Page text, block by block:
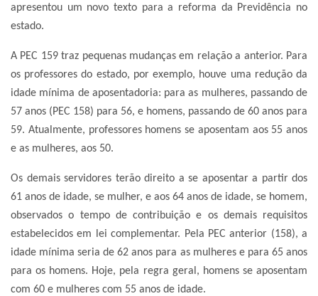
apresentou um novo texto para a reforma da Previdência no
estado.
A PEC 159 traz pequenas mudanças em relação a anterior. Para
os professores do estado, por exemplo, houve uma redução da
idade mínima de aposentadoria: para as mulheres, passando de
57 anos (PEC 158) para 56, e homens, passando de 60 anos para
59. Atualmente, professores homens se aposentam aos 55 anos
e as mulheres, aos 50.
Os demais servidores terão direito a se aposentar a partir dos
61 anos de idade, se mulher, e aos 64 anos de idade, se homem,
observados o tempo de contribuição e os demais requisitos
estabelecidos em lei complementar. Pela PEC anterior (158), a
idade mínima seria de 62 anos para as mulheres e para 65 anos
para os homens. Hoje, pela regra geral, homens se aposentam
com 60 e mulheres com 55 anos de idade.